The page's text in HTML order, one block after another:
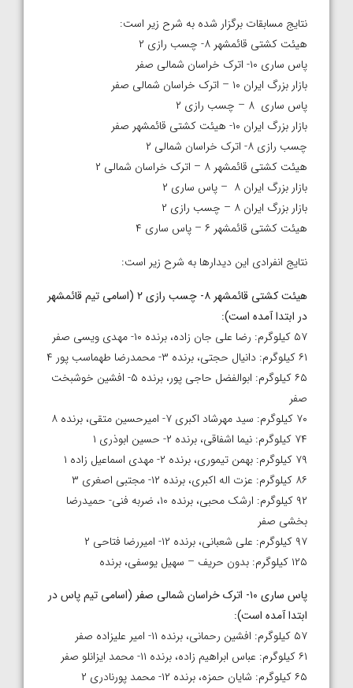
نتایج مسابقات برگزار شده به شرح زیر است:
هیئت کشتی قائمشهر ۸- چسب رازی ۲
پاس ساری ۱۰- اترک خراسان شمالی صفر
بازار بزرگ ایران ۱۰ – اترک خراسان شمالی صفر
پاس ساری 8 – چسب رازی ۲
بازار بزرگ ایران ۱۰- هیئت کشتی قائمشهر صفر
چسب رازی ۸- اترک خراسان شمالی ۲
هیئت کشتی قائمشهر ۸ – اترک خراسان شمالی ۲
بازار بزرگ ایران ۸ – پاس ساری ۲
بازار بزرگ ایران ۸ – چسب رازی ۲
هیئت کشتی قائمشهر ۶ – پاس ساری ۴
نتایج انفرادی این دیدارها به شرح زیر است:
هیئت کشتی قائمشهر ۸- چسب رازی ۲ (اسامی تیم قائمشهر
در ابتدا آمده است):
۵۷ کیلوگرم: رضا علی جان زاده، برنده ۱۰- مهدی ویسی صفر
۶۱ کیلوگرم: دانیال حجتی، برنده ۳- محمدرضا طهماسب پور ۴
۶۵ کیلوگرم: ابوالفضل حاجی پور، برنده ۵- افشین خوشبخت
صفر
۷۰ کیلوگرم: سید مهرشاد اکبری ۷- امیرحسین متقی، برنده ۸
۷۴ کیلوگرم: نیما اشفاقی، برنده ۲- حسین ابوذری ۱
۷۹ کیلوگرم: بهمن تیموری، برنده ۲- مهدی اسماعیل زاده ۱
۸۶ کیلوگرم: عزت اله اکبری، برنده ۱۲- مجتبی اصغری ۳
۹۲ کیلوگرم: ارشک محبی، برنده ۱۰، ضربه فنی- حمیدرضا
بخشی صفر
۹۷ کیلوگرم: علی شعبانی، برنده ۱۲- امیررضا فتاحی ۲
۱۲۵ کیلوگرم: بدون حریف – سهیل یوسفی، برنده
پاس ساری ۱۰- اترک خراسان شمالی صفر (اسامی تیم پاس در
ابتدا آمده است):
۵۷ کیلوگرم: افشین رحمانی، برنده ۱۱- امیر علیزاده صفر
۶۱ کیلوگرم: عباس ابراهیم زاده، برنده ۱۱- محمد ایزانلو صفر
۶۵ کیلوگرم: شایان حمزه، برنده ۱۲- محمد پورنادری ۲